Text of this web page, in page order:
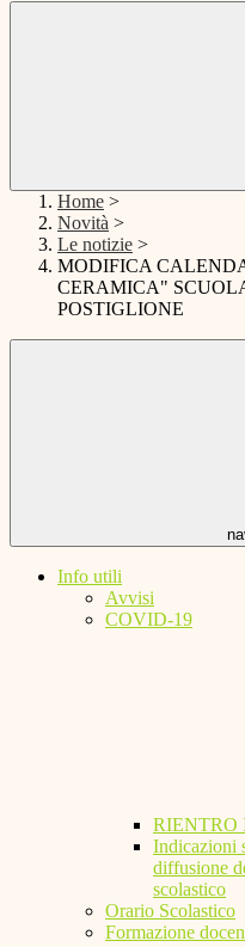
Home >
Novità >
Le notizie >
MODIFICA
CERAMICA"
POSTIGLIONE
Info utili
Avvisi
COVID-19
RIENTRO
Indicazioni
diffusione
scolastico
Orario Scolastico
Formazione